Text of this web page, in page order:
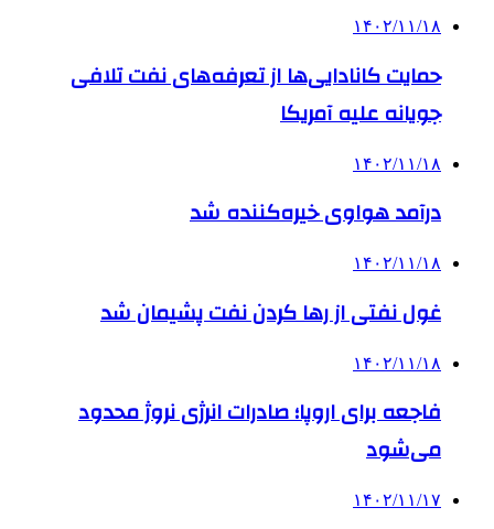
۱۴۰۲/۱۱/۱۸
حمایت کانادایی‌ها از تعرفه‌های نفت تلافی
جویانه علیه آمریکا
۱۴۰۲/۱۱/۱۸
درآمد هواوی خیره‌کننده شد
۱۴۰۲/۱۱/۱۸
غول نفتی از رها کردن نفت پشیمان شد
۱۴۰۲/۱۱/۱۸
فاجعه برای اروپا؛ صادرات انرژی نروژ محدود
می‌شود
۱۴۰۲/۱۱/۱۷